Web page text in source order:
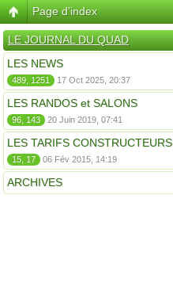
Page d’index
LE JOURNAL DU QUAD
LES NEWS
489, 1251 17 Oct 2025, 20:37
LES RANDOS et SALONS
96, 143 20 Juin 2019, 07:41
LES TARIFS CONSTRUCTEURS
15, 17 06 Fév 2015, 14:19
ARCHIVES